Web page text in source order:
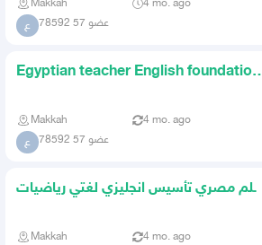
Makkah 4 mo. ago
ع عضو 57 78592
Egyptian teacher English foundation
Makkah 4 mo. ago
ع عضو 57 78592
معلم مصري تأسيس انجليزي لغتي رياضيات
Makkah 4 mo. ago